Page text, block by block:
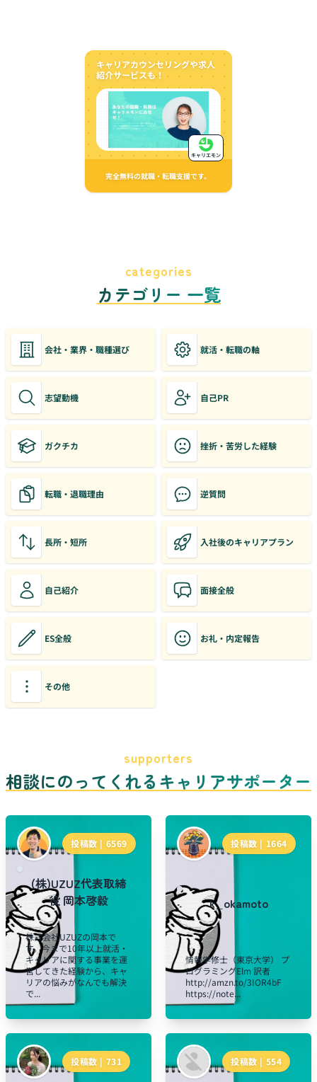
キャリアカウンセリングや求人
紹介サービスも！
完全無料の就職・転職支援です。
キャリエモン
categories
カテゴリー 一覧
会社・業界・職種選び 就活・転職の軸
志望動機 自己PR
ガクチカ 挫折・苦労した経験
転職・退職理由 逆質問
長所・短所 入社後のキャリアプラン
自己紹介 面接全般
ES全般 お礼・内定報告
その他
supporters
相談にのってくれるキャリアサポーター
投稿数 | 6569
(株)UZUZ代表取締
役 岡本啓毅
株式会社UZUZの岡本で
す。今まで10年以上就活・
キャリアに関する事業を運
営してきた経験から、キャ
リアの悩みがなんでも解決
で...
投稿数 | 1664
k_okamoto
情報学修士（東京大学） プ
ログラミングElm 訳者
http://amzn.to/3IOR4bF
https://note...
投稿数 | 731 投稿数 | 554